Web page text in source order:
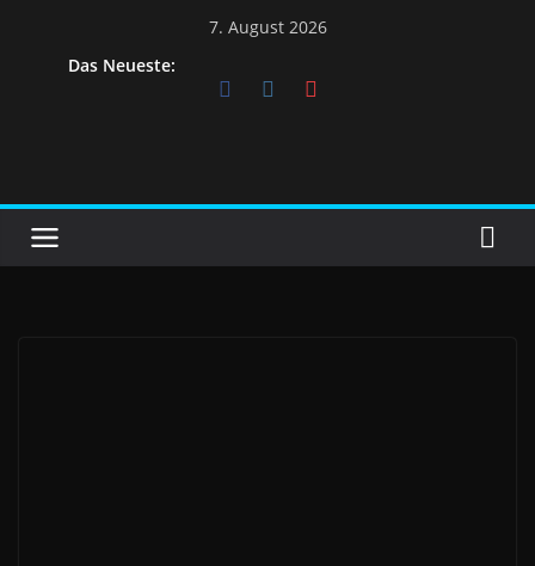
7. August 2026
Das Neueste: